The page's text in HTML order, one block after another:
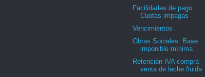
Facilidades de pago.
Cuotas impagas
Vencimientos
Obras Sociales. Base
imponible mínima
Retención IVA compra
venta de leche fluida